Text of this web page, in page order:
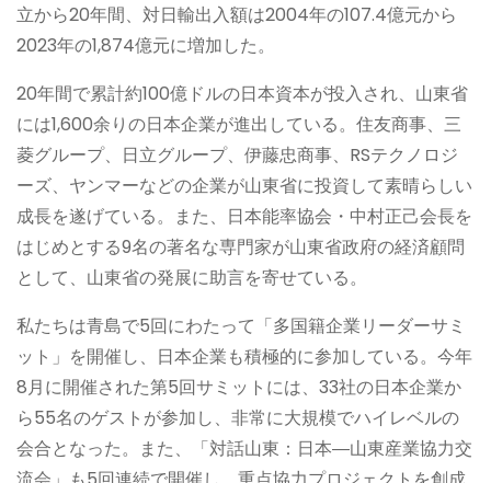
立から20年間、対日輸出入額は2004年の107.4億元から
2023年の1,874億元に増加した。
20年間で累計約100億ドルの日本資本が投入され、山東省
には1,600余りの日本企業が進出している。住友商事、三
菱グループ、日立グループ、伊藤忠商事、RSテクノロジ
ーズ、ヤンマーなどの企業が山東省に投資して素晴らしい
成長を遂げている。また、日本能率協会・中村正己会長を
はじめとする9名の著名な専門家が山東省政府の経済顧問
として、山東省の発展に助言を寄せている。
私たちは青島で5回にわたって「多国籍企業リーダーサミ
ット」を開催し、日本企業も積極的に参加している。今年
8月に開催された第5回サミットには、33社の日本企業か
ら55名のゲストが参加し、非常に大規模でハイレベルの
会合となった。また、「対話山東：日本―山東産業協力交